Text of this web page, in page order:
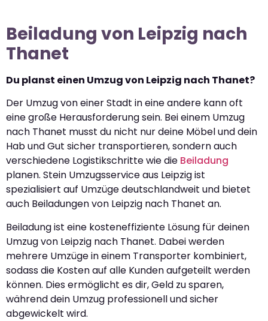
Beiladung von Leipzig nach
Thanet
Du planst einen Umzug von Leipzig nach Thanet?
Der Umzug von einer Stadt in eine andere kann oft
eine große Herausforderung sein. Bei einem Umzug
nach Thanet musst du nicht nur deine Möbel und dein
Hab und Gut sicher transportieren, sondern auch
verschiedene Logistikschritte wie die Beiladung
planen. Stein Umzugsservice aus Leipzig ist
spezialisiert auf Umzüge deutschlandweit und bietet
auch Beiladungen von Leipzig nach Thanet an.
Beiladung ist eine kosteneffiziente Lösung für deinen
Umzug von Leipzig nach Thanet. Dabei werden
mehrere Umzüge in einem Transporter kombiniert,
sodass die Kosten auf alle Kunden aufgeteilt werden
können. Dies ermöglicht es dir, Geld zu sparen,
während dein Umzug professionell und sicher
abgewickelt wird.